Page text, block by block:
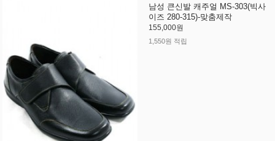
남성 큰신발 캐주얼 MS-303(빅사
이즈 280-315)-맞춤제작
155,000원
1,550원 적립